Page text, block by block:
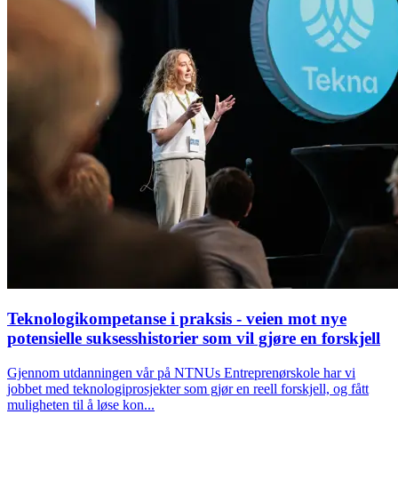
Teknologikompetanse i praksis - veien mot nye
potensielle suksesshistorier som vil gjøre en forskjell
Gjennom utdanningen vår på NTNUs Entreprenørskole har vi
jobbet med teknologiprosjekter som gjør en reell forskjell, og fått
muligheten til å løse kon...